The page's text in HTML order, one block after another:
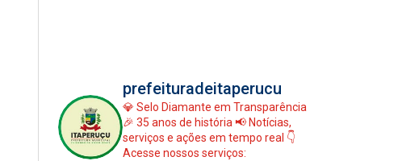
prefeituradeitaperucu
💎 Selo Diamante em Transparência
🎉 35 anos de história 📢 Notícias,
serviços e ações em tempo real 👇
Acesse nossos serviços: